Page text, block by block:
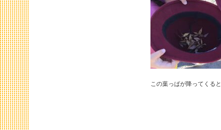
この葉っぱが降ってくる